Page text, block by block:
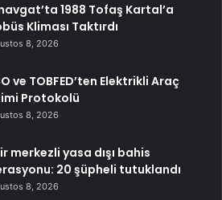
1988 Tofaş Kartal’a
Kliması Taktırdı
8, 2026
ve TOBFED’ten Elektrikli Araç
Protokolü
8, 2026
merkezli yasa dışı bahis
20 şüpheli tutuklandı
8, 2026